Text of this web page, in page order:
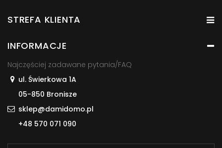
STREFA KLIENTA
INFORMACJE
Najczęściej zadawane pytania/FAQ
ul. Świerkowa 1A
05-850 Bronisze
sklep@damidomo.pl
+48 570 071 090